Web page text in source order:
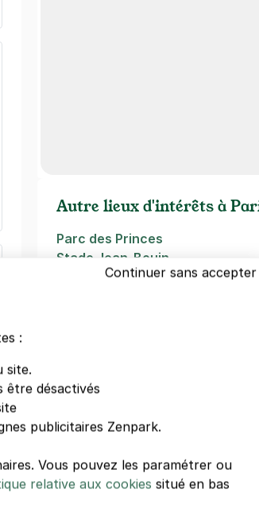
Autre lieux d'intérêts à
Parc des Princes
Stade Jean-Bouin
Michel-Ange-Molitor
Hôtel Murat
Clinique Med. Pedagogique
Autres hôtels de Paris
Continuer sans accepter
:
site.
être désactivés
publicitaires Zenpark.
Vous pouvez les paramétrer ou
relative aux cookies situé en bas